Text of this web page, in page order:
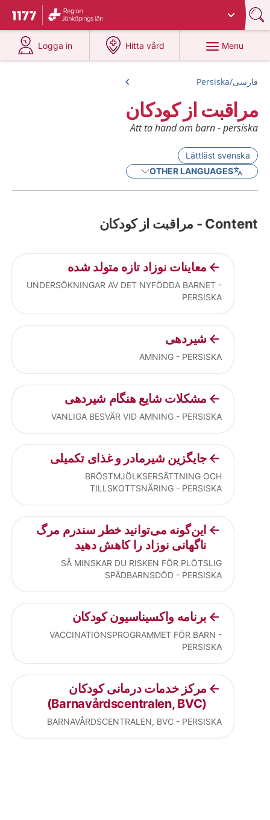
To start page for 1177
Du har valt region
Logga in
at 1177.se
Hitta vård
at 1177.se
Menu
فارسی/Persiska
مراقبت از کودکان
Att ta hand om barn - persiska
Lättläst svenska
OTHER LANGUAGES
Content - مراقبت از کودکان
معاینات نوزاد تازه متولد شده
UNDERSÖKNINGAR AV DET NYFÖDDA BARNET -
PERSISKA
شیردهی
AMNING - PERSISKA
مشکلات شایع هنگام شیردهی
VANLIGA BESVÄR VID AMNING - PERSISKA
جایگزین شیرمادر و غذای تکمیلی
BRÖSTMJÖLKSERSÄTTNING OCH
TILLSKOTTSNÄRING - PERSISKA
این‌گونه می‌توانید خطر سندرم مرگ
ناگهانی نوزاد را کاهش دهید
SÅ MINSKAR DU RISKEN FÖR PLÖTSLIG
SPÄDBARNSDÖD - PERSISKA
برنامه واکسیناسیون کودکان
VACCINATIONSPROGRAMMET FÖR BARN -
PERSISKA
مرکز خدمات درمانی کودکان
(Barnavårdscentralen, BVC)
BARNAVÅRDSCENTRALEN, BVC - PERSISKA